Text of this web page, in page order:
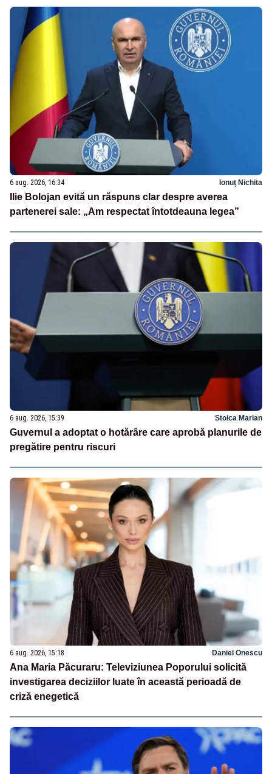
6 aug. 2026, 16:34 Ionuț Nichita
Ilie Bolojan evită un răspuns clar despre averea
partenerei sale: „Am respectat întotdeauna legea”
6 aug. 2026, 15:39 Stoica Marian
Guvernul a adoptat o hotărâre care aprobă planurile de
pregătire pentru riscuri
6 aug. 2026, 15:18 Daniel Onescu
Ana Maria Păcuraru: Televiziunea Poporului solicită
investigarea deciziilor luate în această perioadă de
criză enegetică